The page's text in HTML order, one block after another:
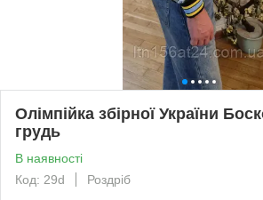
Олімпійка збірної України
грудь
В наявності
Код: 29d
Роздріб